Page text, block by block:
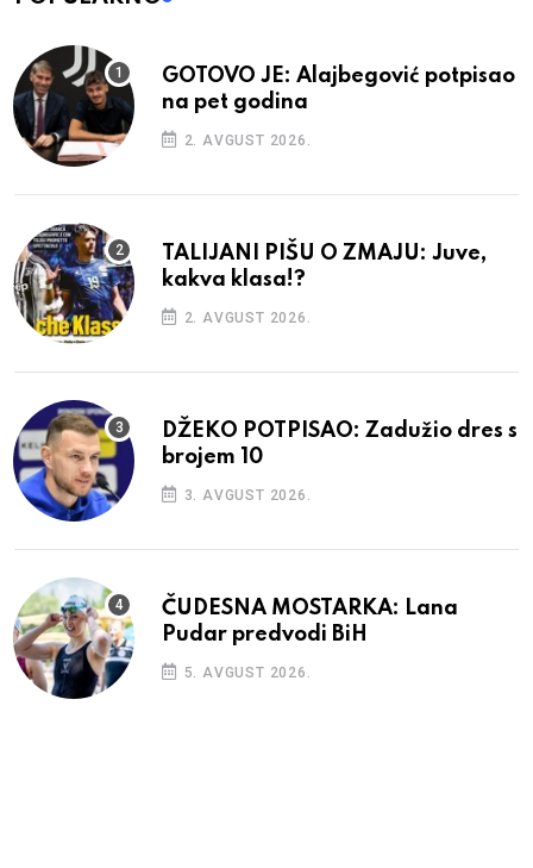
GOTOVO JE: Alajbegović potpisao
na pet godina
2. AVGUST 2026.
TALIJANI PIŠU O ZMAJU: Juve,
kakva klasa!?
2. AVGUST 2026.
DŽEKO POTPISAO: Zadužio dres s
brojem 10
3. AVGUST 2026.
ČUDESNA MOSTARKA: Lana
Pudar predvodi BiH
5. AVGUST 2026.